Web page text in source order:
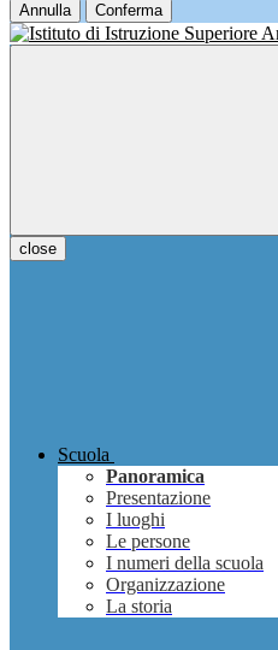
Annulla Conferma
close
Scuola
Panoramica
Presentazione
I luoghi
Le persone
I numeri della scuola
Organizzazione
La storia